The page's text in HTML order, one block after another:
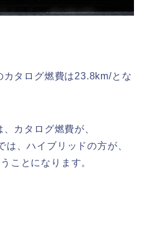
カタログ燃費は23.8km/とな
カタログ燃費が、
、ハイブリッドの方が、
ことになります。